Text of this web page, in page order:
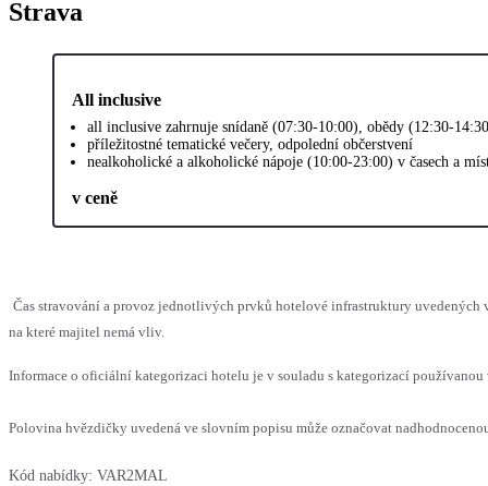
Strava
All inclusive
all inclusive zahrnuje snídaně (07:30-10:00), obědy (12:30-
příležitostné tematické večery, odpolední občerstvení
nealkoholické a alkoholické nápoje (10:00-23:00) v časech a
v ceně
Čas stravování a provoz jednotlivých prvků hotelové infrastruktury uvedených
na které majitel nemá vliv.
Informace o oficiální kategorizaci hotelu je v souladu s kategorizací
Polovina hvězdičky uvedená ve slovním popisu může označovat
Kód nabídky: VAR2MAL